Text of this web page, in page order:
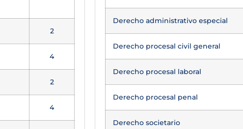
2
4
2
4
Derecho administrativo especial
Derecho procesal civil general
Derecho procesal laboral
Derecho procesal penal
Derecho societario